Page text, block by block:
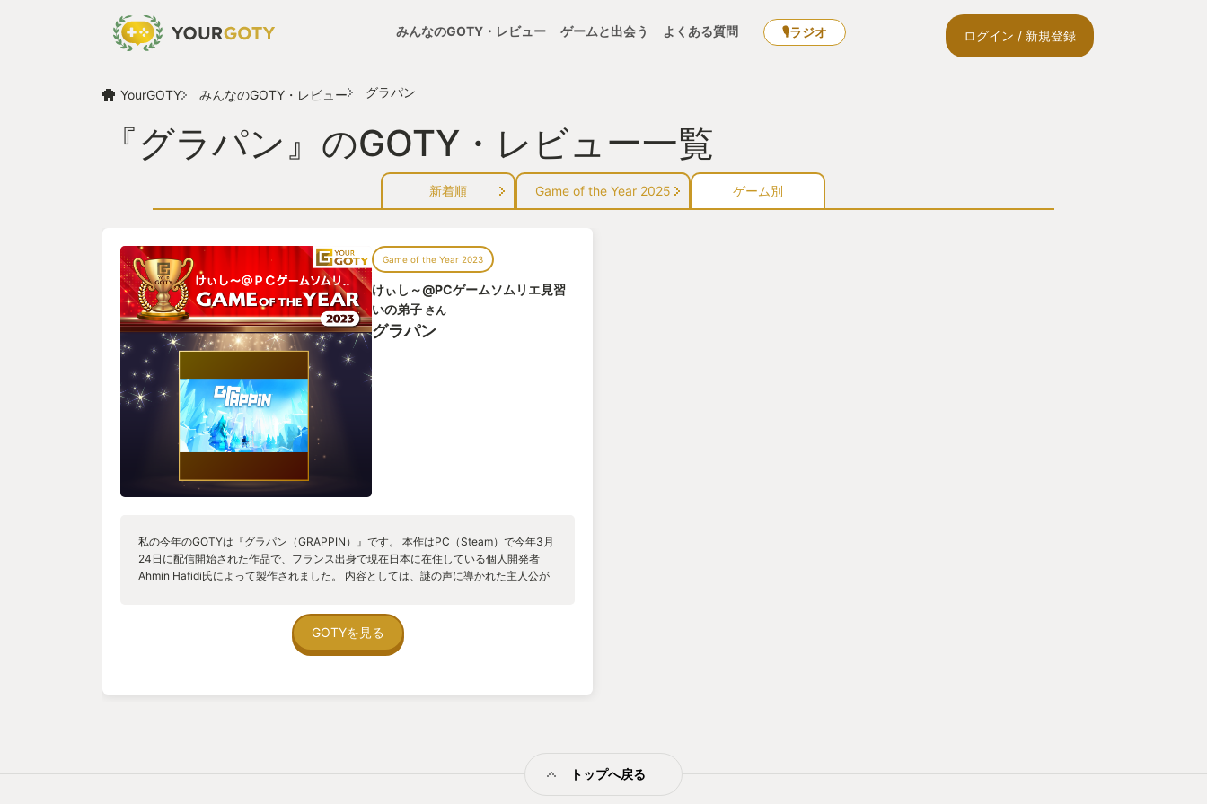
みんなのGOTY・レビュー ゲームと出会う よくある質問 🎙ラジオ ログイン / 新規登録
YourGOTY みんなのGOTY・レビュー グラパン
『グラパン』のGOTY・レビュー一覧
新着順 Game of the Year 2025 ゲーム別
Game of the Year 2023
けぃし～@PCゲームソムリエ見習
いの弟子 さん
グラパン
私の今年のGOTYは『グラパン（GRAPPIN）』です。 本作はPC（Steam）で今年3月
24日に配信開始された作品で、フランス出身で現在日本に在住している個人開発者
Ahmin Hafidi氏によって製作されました。 内容としては、謎の声に導かれた主人公が
ングフックの能力があり、要所要所にフックを引っかけることが可能な壁などがある
ので、そこにグリップを飛ばして、飛ばした先に自分の体を引き寄せて山を進んでい
か、同じ壁に何度もグリップを飛ばして浮いてる状態を維持しなければならずなかな
自然豊かな森や、マグマが噴き出す洞窟、廃墟となった街など全く違う環境を楽しめ
GOTYを見る
トップへ戻る